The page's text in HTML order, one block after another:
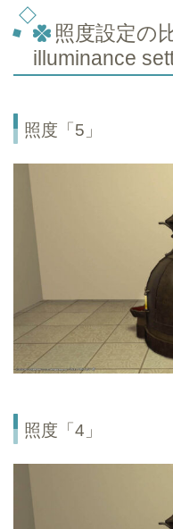
照度設定の
illuminance
照度「5」
照度「4」